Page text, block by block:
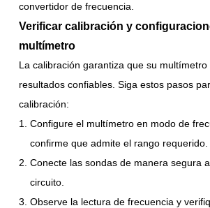
convertidor de frecuencia.
Verificar calibración y
multímetro
La calibración garantiza que su
resultados confiables. Siga estos pasos
calibración:
Configure el multímetro en modo de
confirme que admite el rango requerido.
Conecte las sondas de manera segura
circuito.
Observe la lectura de frecuencia y